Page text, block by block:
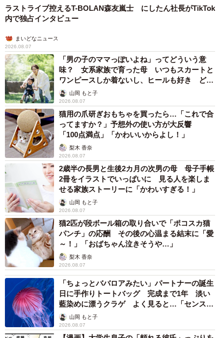
ラストライブ控えるT-BOLAN森友嵐士 にしたん社長がTikTok
内で独占インタビュー
まいどなニュース
2026.08.07
「男の子のママっぽいよね」ってどういう意
味？ 女系家族で育った母 いつもスカートと
ワンピースしか着ないし、ヒールも好き どの
へんが…
山岡 もと子
2026.08.07
猫用の爪研ぎおもちゃを買ったら…「これで合
ってますか？」予想外の使い方が大反響
「100点満点」「かわいいからよし！」
梨木 香奈
2026.08.07
2歳半の長男と生後2カ月の次男の母 母子手帳
2冊をイラストでいっぱいに 見る人を楽しま
せる家族ストーリーに「かわいすぎる！」
山岡 もと子
2026.08.07
猫2匹が段ボール箱の取り合いで「ポコスカ猫
パンチ」の応酬 その後の心温まる結末に「愛
～！」「おばちゃん泣きそうや…」
梨木 香奈
2026.08.07
「ちょっとババロアみたい」パートナーの誕生
日に手作りトートバッグ 完成まで1年 淡い
藍染めに漂うクラゲ よく見ると…「センスす
ごい」山岡 もと子
2026.08.07